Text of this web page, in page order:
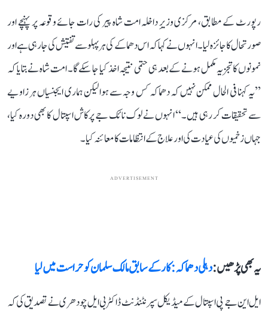
رپورٹ کے مطابق، مرکزی وزیرِ داخلہ امت شاہ پیر کی رات جائے وقوعہ پر پہنچے اور
صورتحال کا جائزہ لیا۔ انہوں نے کہا کہ اس دھماکے کی ہر پہلو سے تفتیش کی جا رہی ہے اور
نمونوں کا تجزیہ مکمل ہونے کے بعد ہی حتمی نتیجہ اخذ کیا جا سکے گا۔ امت شاہ نے بتایا کہ
’’یہ کہنا فی الحال ممکن نہیں کہ دھماکہ کس وجہ سے ہوا لیکن ہماری ایجنسیاں ہر زاویے
سے تحقیقات کر رہی ہیں۔‘‘ انہوں نے لوک نائک جے پرکاش اسپتال کا بھی دورہ کیا،
جہاں زخمیوں کی عیادت کی اور علاج کے انتظامات کا معائنہ کیا۔
ADVERTISEMENT
یہ بھی پڑھیں :دہلی دھماکہ: کار کے سابق مالک سلمان کو حراست میں لیا
ایل این جے پی اسپتال کے میڈیکل سپرنٹنڈنٹ ڈاکٹر بی ایل چودھری نے تصدیق کی کہ